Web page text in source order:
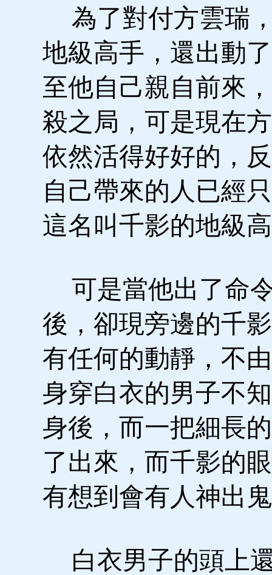
為了對付方雲瑞
地級高手，還出動
至他自己親自前來
殺之局，可是現在
依然活得好好的，
自己帶來的人已經
這名叫千影的地級
可是當他出了命
後，卻現旁邊的千
有任何的動靜，不
身穿白衣的男子不
身後，而一把細長
了出來，而千影的
有想到會有人神出
白衣男子的頭上